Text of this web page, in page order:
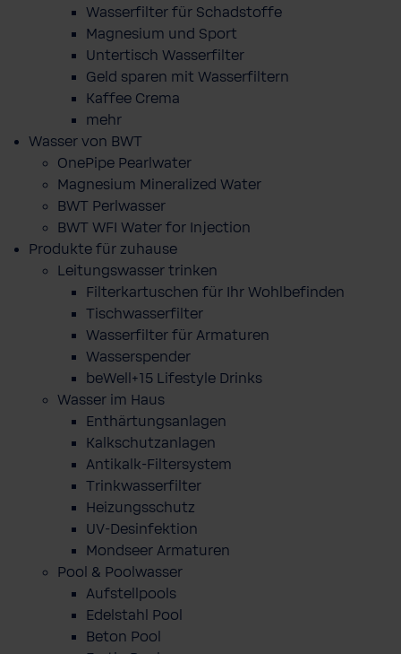
Wasserfilter für Schadstoffe
Magnesium und Sport
Untertisch Wasserfilter
Geld sparen mit Wasserfiltern
Kaffee Crema
mehr
Wasser von BWT
OnePipe Pearlwater
Magnesium Mineralized Water
BWT Perlwasser
BWT WFI Water for Injection
Produkte für zuhause
Leitungswasser trinken
Filterkartuschen für Ihr Wohlbefinden
Tischwasserfilter
Wasserfilter für Armaturen
Wasserspender
beWell+15 Lifestyle Drinks
Wasser im Haus
Enthärtungsanlagen
Kalkschutzanlagen
Antikalk-Filtersystem
Trinkwasserfilter
Heizungsschutz
UV-Desinfektion
Mondseer Armaturen
Pool & Poolwasser
Aufstellpools
Edelstahl Pool
Beton Pool